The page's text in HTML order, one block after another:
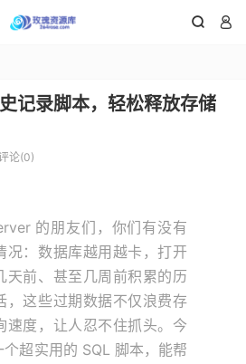
 
记录脚本，轻松释放存储
论(0)
的朋友们，你们有没有
况：数据库越用越卡，打开
天前、甚至几周前积累的历
，这些过期数据不仅浪费存
速度，让人忍不住抓头。今
超实用的 SQL 脚本，能帮